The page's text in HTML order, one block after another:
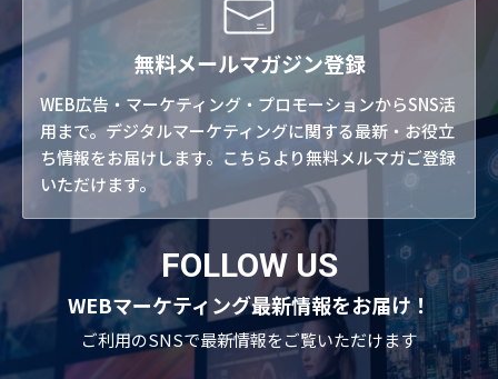
無料メールマガジン登録
WEB広告・マーケティング・プロモーションからSNS活
用まで。デジタルマーケティングに関する最新・お役立
ち情報をお届けします。こちらより無料メルマガご登録
いただけます。
FOLLOW US
WEBマーケティング最新情報をお届け！
ご利用のSNSで最新情報をご覧いただけます